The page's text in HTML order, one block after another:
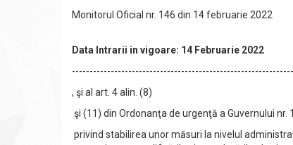
Monitorul Oficial nr. 146 din 14 februarie 2022
Data Intrarii in vigoare: 14 Februarie 2022
, şi al art. 4 alin. (8)
şi (11) din Ordonanţa de urgenţă a Guvernului nr.
privind stabilirea unor măsuri la nivelul